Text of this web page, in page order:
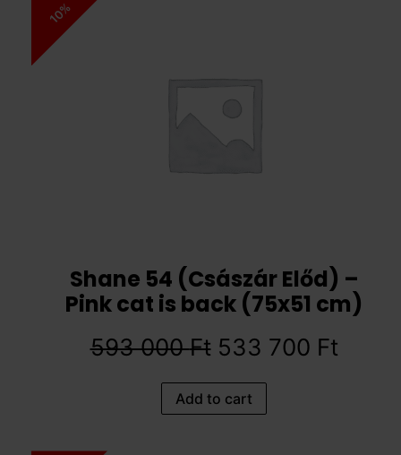
10%
Shane 54 (Császár Előd) –
Pink cat is back (75x51 cm)
593 000Ft 533 700 Ft
Add to cart